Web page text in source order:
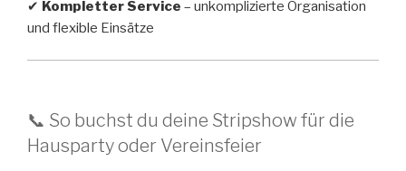
✔ Kompletter Service – unkomplizierte Organisation
und flexible Einsätze
📞 So buchst du deine Stripshow für die
Hausparty oder Vereinsfeier